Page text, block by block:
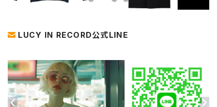
LUCY IN RECORD公式LINE